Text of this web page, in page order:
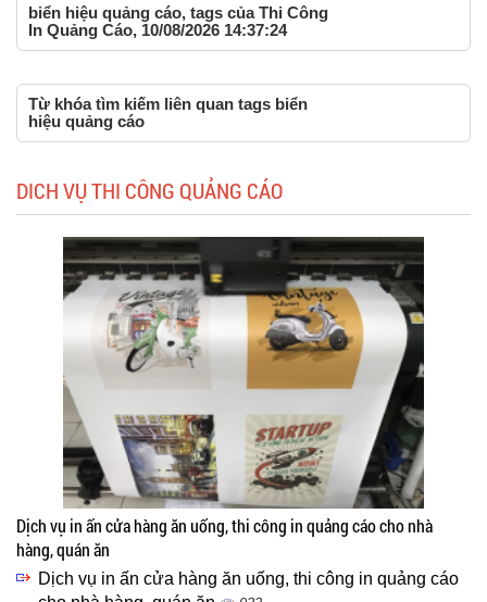
biển hiệu quảng cáo, tags của Thi Công
In Quảng Cáo, 10/08/2026 14:37:24
Từ khóa tìm kiếm liên quan tags biển
hiệu quảng cáo
DICH VỤ THI CÔNG QUẢNG CÁO
Dịch vụ in ấn cửa hàng ăn uống, thi công in quảng cáo cho nhà
hàng, quán ăn
Dịch vụ in ấn cửa hàng ăn uống, thi công in quảng cáo